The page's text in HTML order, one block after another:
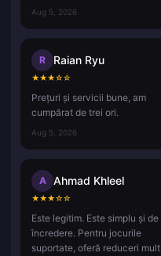
Aug 5, 2026
R Raian Ryu
★★★☆☆
Prețuri și servicii bune, am
cumpărat de trei ori.
Aug 5, 2026
A Ahmad Khleel
★★★☆☆
Este legitim. Este simplu și de
încredere. Pentru jocurile
suportate, oferă reduceri mult